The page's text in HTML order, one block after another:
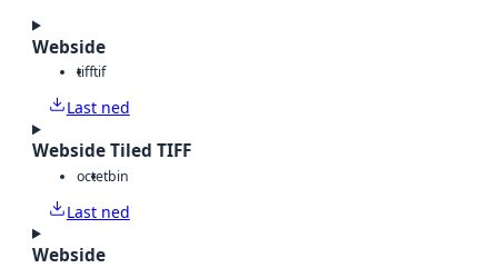
Webside
tifftif
Last ned
Webside Tiled TIFF
octetbin
Last ned
Webside